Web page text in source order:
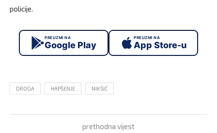
policije.
PREUZMI NA
Google Play
PREUZMI NA
App Store-u
DROGA HAPŠENJE NIKŠIĆ
prethodna vijest